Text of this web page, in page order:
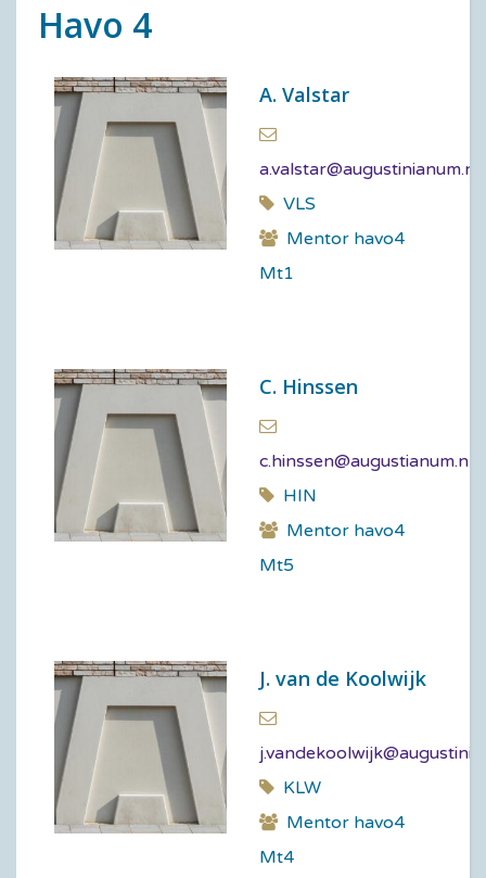
Havo 4
A. Valstar
a.valstar@augustinianum.nl
VLS
Mentor havo4
Mt1
C. Hinssen
c.hinssen@augustianum.nl
HIN
Mentor havo4
Mt5
J. van de Koolwijk
KLW
Mentor havo4
Mt4